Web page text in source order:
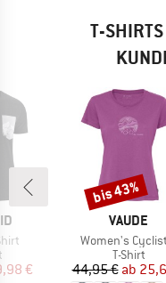
T-
Preis
€
MARKE
VAUDE
Artikel
Women's
T-Shirt
Preis
44,95 € ab
Rabatt
bis 43%